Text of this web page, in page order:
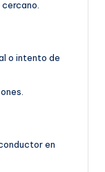
o intento de
en